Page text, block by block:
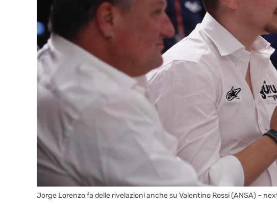
Jorge Lorenzo fa delle rivelazioni anche su Valentino Rossi (ANSA) –